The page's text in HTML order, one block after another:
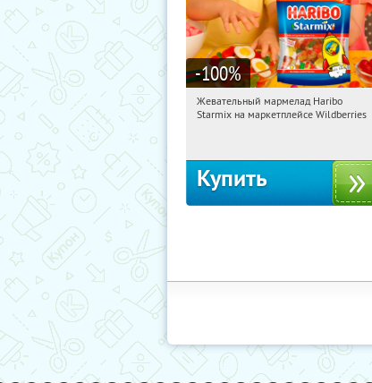
-100%
12:00:54 Получили:
Жевательный мармелад Haribo
Starmix на маркетплейсе Wildberries
Купить